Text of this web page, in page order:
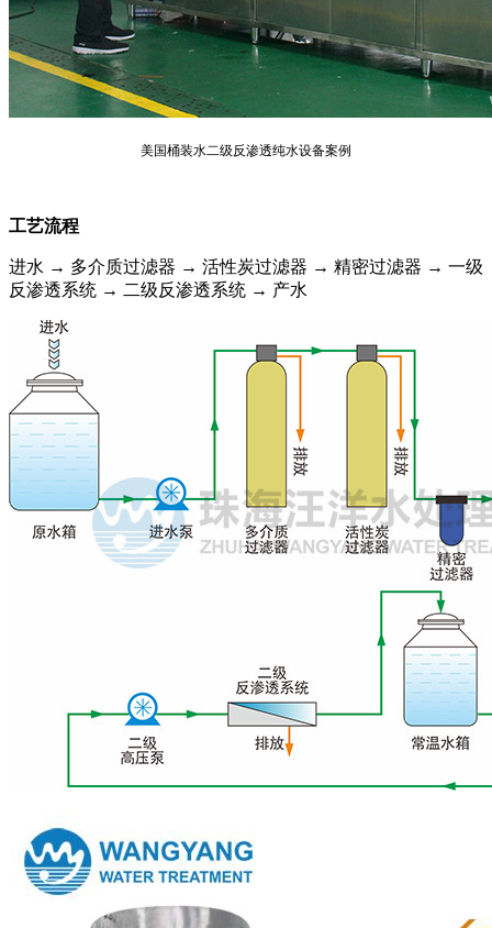
美国桶装水二级反渗透纯水设备案例
工艺流程
进水 → 多介质过滤器 → 活性炭过滤器 → 精密过滤器 → 一级
反渗透系统 → 二级反渗透系统 → 产水